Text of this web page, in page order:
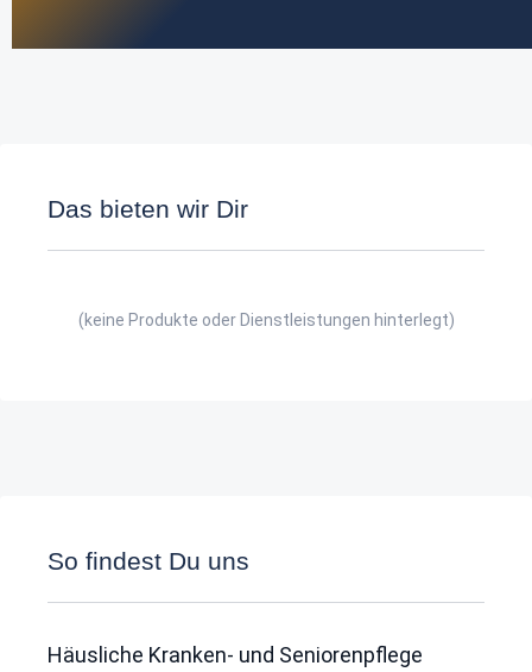
Das bieten wir Dir
(keine Produkte oder Dienstleistungen hinterlegt)
So findest Du uns
Häusliche Kranken- und Seniorenpflege